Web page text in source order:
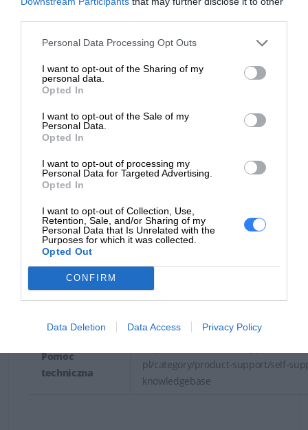
Personal Data Processing Opt Outs
I want to opt-out of the Sharing of my
personal data.
Opted In
I want to opt-out of the Sale of my
Personal Data.
Opted In
I want to opt-out of processing my
Personal Data for Targeted Advertising.
Opted In
I want to opt-out of Collection, Use,
Retention, Sale, and/or Sharing of my
Personal Data that Is Unrelated with the
Purposes for which it was collected.
Opted Out
CONFIRM
Data Deletion Data Access Privacy Policy
procesie produkcyjnym.
INFORMACJE HANDLOWE
Kod producenta PR450_3OS5P4H
Dane
producenta
1 Dell Way
Round Rock, TX 78664
https://dell.com
Podmiot
odpowiedzialny
DELL sp. z o.o
ul. Inflancka 4A
00-189 Warszawa
https://dell.com
Pomoc
techniczna
pl/category/product-support/self-
knowledgebase